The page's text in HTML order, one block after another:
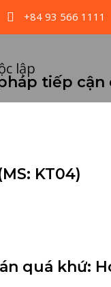
+84 93 566 1111
tiếp cận
KT04)
quá khứ: